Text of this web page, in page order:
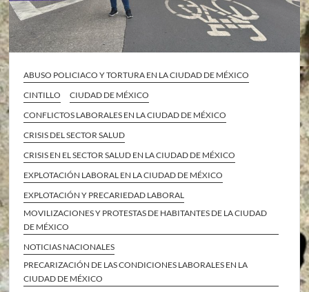
ABUSO POLICIACO Y TORTURA EN LA CIUDAD DE MÉXICO
CINTILLO
CIUDAD DE MÉXICO
CONFLICTOS LABORALES EN LA CIUDAD DE MÉXICO
CRISIS DEL SECTOR SALUD
CRISIS EN EL SECTOR SALUD EN LA CIUDAD DE MÉXICO
EXPLOTACIÓN LABORAL EN LA CIUDAD DE MÉXICO
EXPLOTACIÓN Y PRECARIEDAD LABORAL
MOVILIZACIONES Y PROTESTAS DE HABITANTES DE LA CIUDAD
DE MÉXICO
NOTICIAS NACIONALES
PRECARIZACIÓN DE LAS CONDICIONES LABORALES EN LA
CIUDAD DE MÉXICO